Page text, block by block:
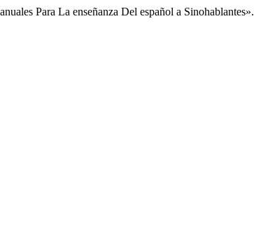
Para La enseñanza Del español a Sinohablantes».